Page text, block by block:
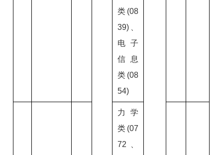
类(08
39)、
电子
信息
类(08
54)
力学
类(07
72、